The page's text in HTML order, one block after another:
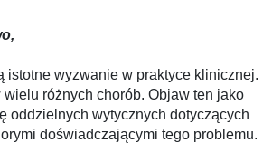
istotne wyzwanie w praktyce klinicznej.
różnych chorób. Objaw ten jako
oddzielnych wytycznych dotyczących
doświadczającymi tego problemu.